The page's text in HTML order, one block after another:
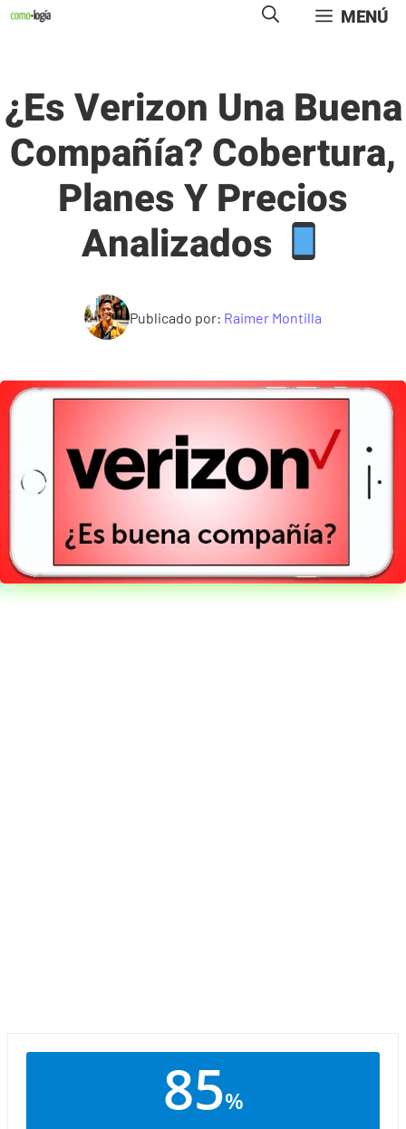
Saltar
MENÚ
¿Es Verizon Una Buena
Compañía? Cobertura,
Planes Y Precios
Analizados
Publicado por: Raimer Montilla
85%